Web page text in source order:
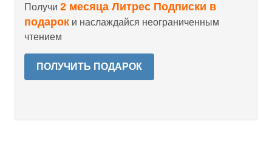
Получи 2 месяца Литрес Подписки в
подарок и наслаждайся неограниченным
чтением
ПОЛУЧИТЬ ПОДАРОК